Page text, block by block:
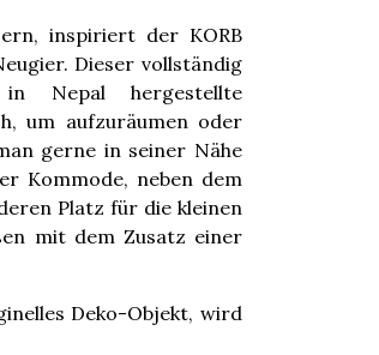
inspiriert der KORB
Dieser vollständig
Nepal hergestellte
um aufzuräumen oder
gerne in seiner Nähe
Kommode, neben dem
Platz für die kleinen
mit dem Zusatz einer
Deko-Objekt, wird